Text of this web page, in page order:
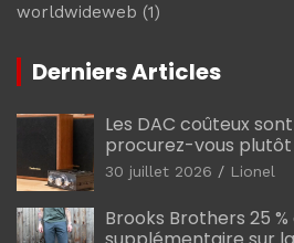
worldwideweb (1)
Derniers Articles
Les DAC coûteux
procurez-vous
30 juillet 2026 Lionel
Brooks Brothers 25